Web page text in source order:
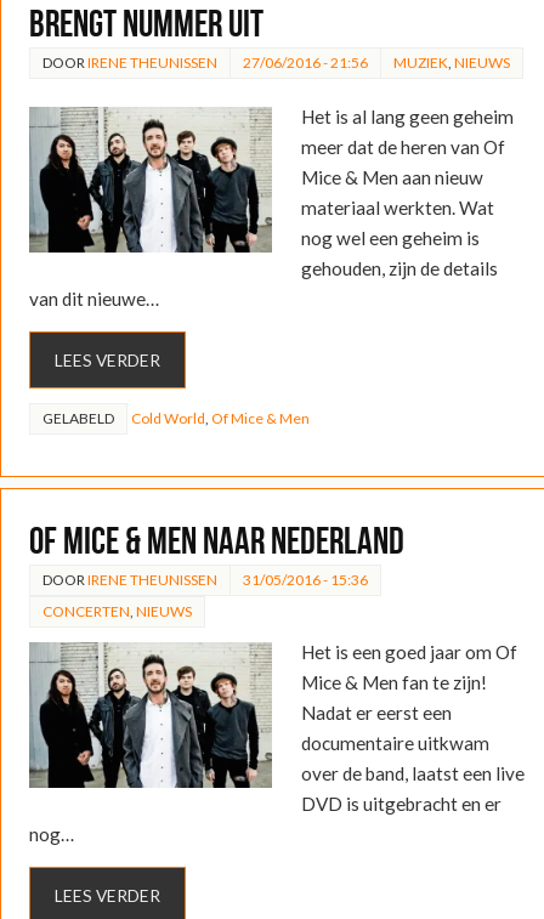
brengt nummer uit
DOOR IRENE THEUNISSEN 27/06/2016 - 21:56 MUZIEK NIEUWS
Het is al lang geen geheim
meer dat de heren van Of
Mice & Men aan nieuw
materiaal werkten. Wat
nog wel een geheim is
gehouden, zijn de details
van dit nieuwe…
LEES VERDER
GELABELD Cold World Of Mice & Men
Of Mice & Men naar Nederland
DOOR IRENE THEUNISSEN
31/05/2016 - 15:36
CONCERTEN NIEUWS
Het is een goed jaar om Of
Mice & Men fan te zijn!
Nadat er eerst een
documentaire uitkwam
over de band, laatst een live
DVD is uitgebracht en er
nog…
LEES VERDER